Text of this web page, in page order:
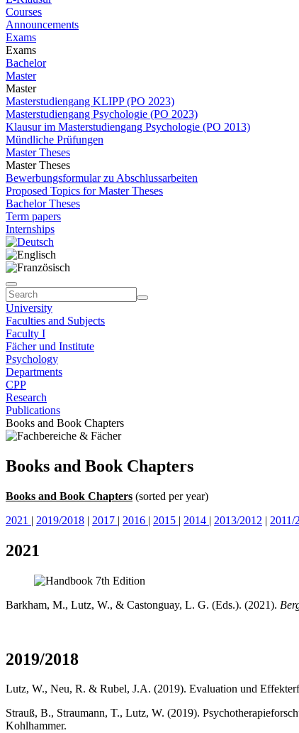
Courses
Announcements
Exams
Exams
Bachelor
Master
Master
Masterstudiengang KLIPP (PO 2023)
Masterstudiengang Psychologie (PO 2023)
Klausur im Masterstudiengang Psychologie (PO 2013)
Mündliche Prüfungen
Master Theses
Master Theses
Bewerbungsformular zu Abschlussarbeiten
Proposed Topics for Master Theses
Bachelor Theses
Term papers
Internships
University
Faculties and Subjects
Faculty I
Fächer und Institute
Psychology
Departments
CPP
Research
Publications
Books and Book Chapters
Books and Book Chapters
Books and Book Chapters (sorted per year)
2021 | 2019/2018 | 2017 | 2016 | 2015 | 2014 | 2013/2012 | 2011/
2021
Barkham, M., Lutz, W., & Castonguay, L. G. (Eds.). (2021).
2019/2018
Lutz, W., Neu, R. & Rubel, J.A. (2019). Evaluation und
Strauß, B., Straumann, T., Lutz, W. (2019).
Kohlhammer.